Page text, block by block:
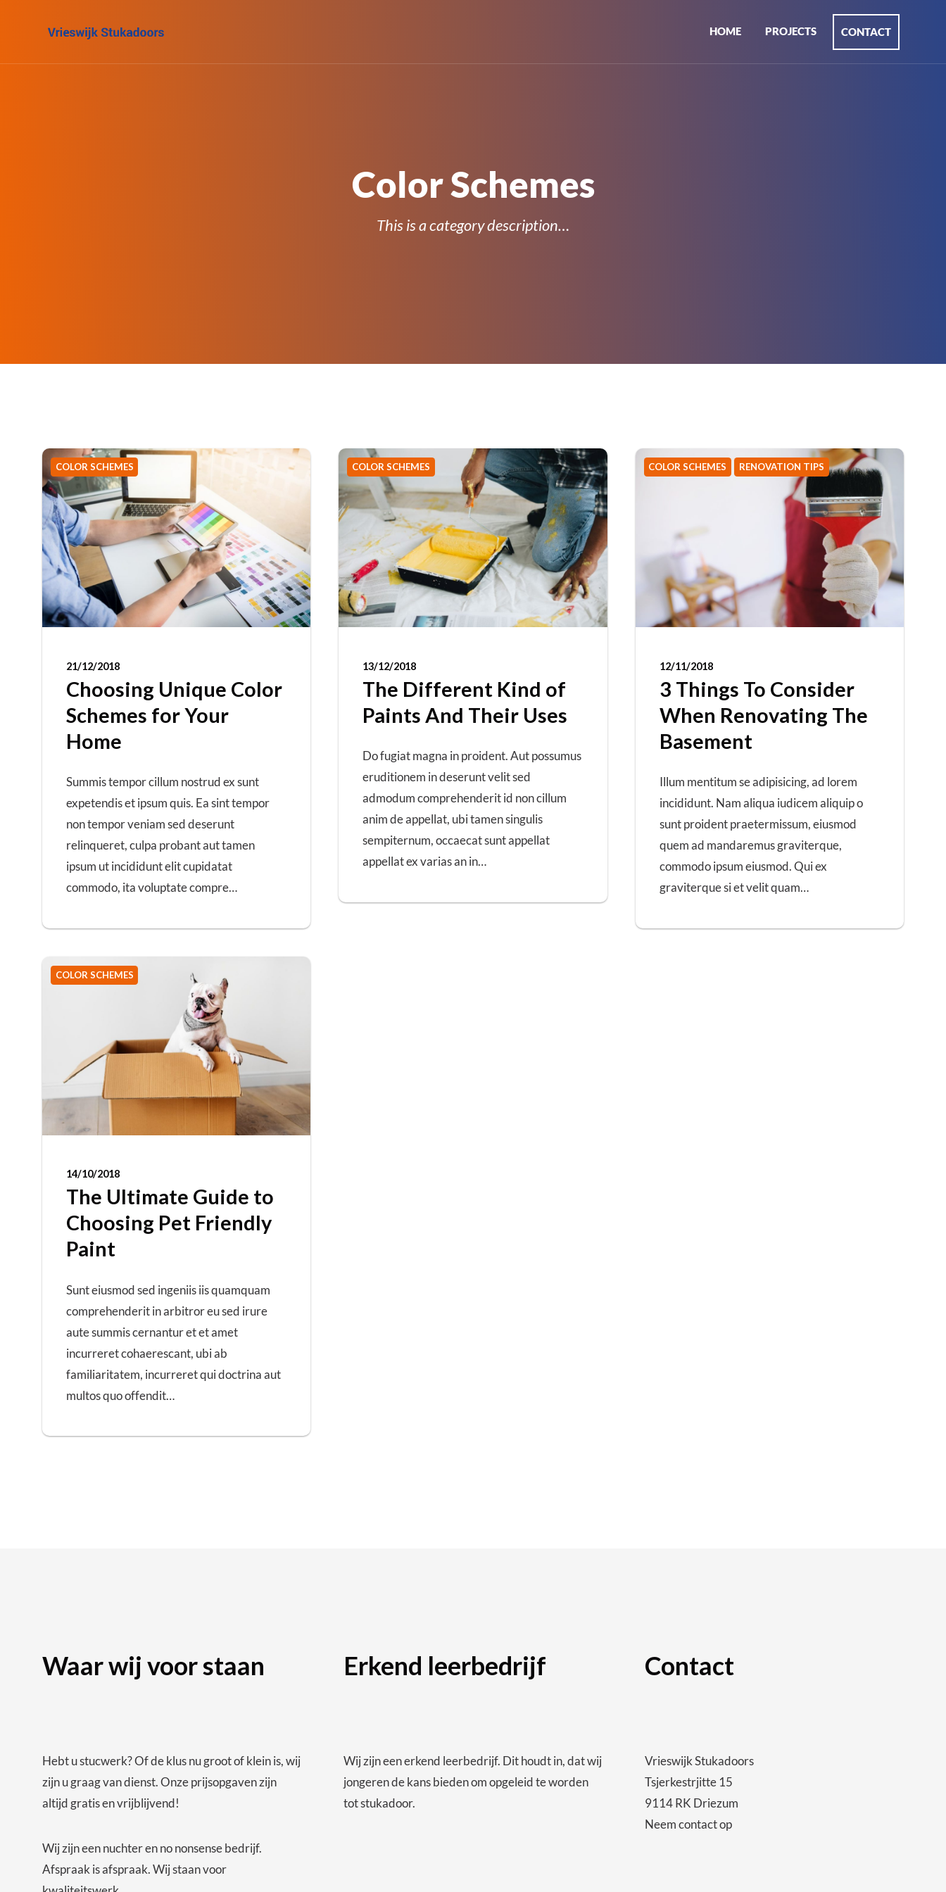
HOME PROJECTS CONTACT
Color Schemes
This is a category description…
COLOR SCHEMES
21/12/2018
Choosing Unique Color
Schemes for Your
Home
Summis tempor cillum nostrud ex sunt
expetendis et ipsum quis. Ea sint tempor
non tempor veniam sed deserunt
relinqueret, culpa probant aut tamen
ipsum ut incididunt elit cupidatat
commodo, ita voluptate compre…
COLOR SCHEMES
14/10/2018
The Ultimate Guide to
Choosing Pet Friendly
Paint
Sunt eiusmod sed ingeniis iis quamquam
comprehenderit in arbitror eu sed irure
aute summis cernantur et et amet
incurreret cohaerescant, ubi ab
familiaritatem, incurreret qui doctrina aut
multos quo offendit…
COLOR SCHEMES
13/12/2018
The Different Kind of
Paints And Their Uses
Do fugiat magna in proident. Aut possumus
eruditionem in deserunt velit sed
admodum comprehenderit id non cillum
anim de appellat, ubi tamen singulis
sempiternum, occaecat sunt appellat
appellat ex varias an in…
COLOR SCHEMES RENOVATION TIPS
12/11/2018
3 Things To Consider
When Renovating The
Basement
Illum mentitum se adipisicing, ad lorem
incididunt. Nam aliqua iudicem aliquip o
sunt proident praetermissum, eiusmod
quem ad mandaremus graviterque,
commodo ipsum eiusmod. Qui ex
graviterque si et velit quam…
Waar wij voor staan
Hebt u stucwerk? Of de klus nu groot of klein is, wij
zijn u graag van dienst. Onze prijsopgaven zijn
altijd gratis en vrijblijvend!
Wij zijn een nuchter en no nonsense bedrijf.
Afspraak is afspraak. Wij staan voor
Erkend leerbedrijf
Wij zijn een erkend leerbedrijf. Dit houdt in, dat wij
jongeren de kans bieden om opgeleid te worden
tot stukadoor.
Contact
Vrieswijk Stukadoors
Tsjerkestrjitte 15
9114 RK Driezum
Neem contact op